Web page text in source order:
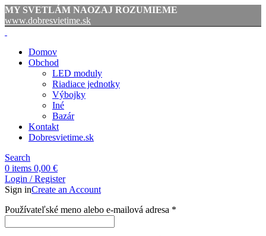
MY SVETLÁM NAOZAJ ROZUMIEME
www.dobresvietime.sk
Domov
Obchod
LED moduly
Riadiace jednotky
Výbojky
Iné
Bazár
Kontakt
Dobresvietime.sk
Search
0 items 0,00 €
Login / Register
Sign inCreate an Account
Používateľské meno alebo e-mailová adresa *